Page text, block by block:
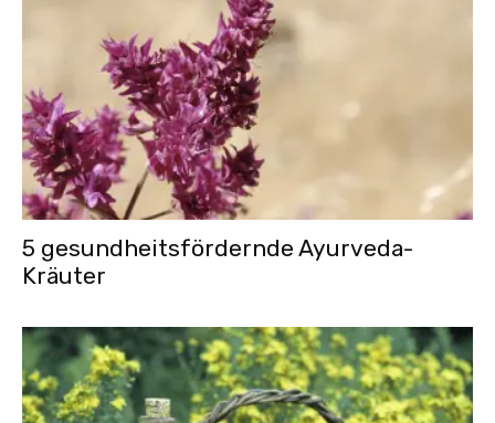
5 gesundheitsfördernde Ayurveda-
Kräuter